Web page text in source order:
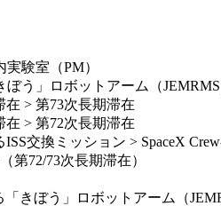
験室（PM）
う」ロボットアーム（JEMRMS
> 第73次長期滞在
> 第72次長期滞在
交換ミッション > SpaceX
第72/73次長期滞在）
きぼう」ロボットアーム（